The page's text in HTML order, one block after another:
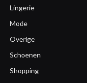
Lingerie
Mode
Overige
Schoenen
Shopping